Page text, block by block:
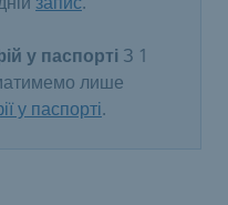
у паспорті З 1
лише
у паспорті.